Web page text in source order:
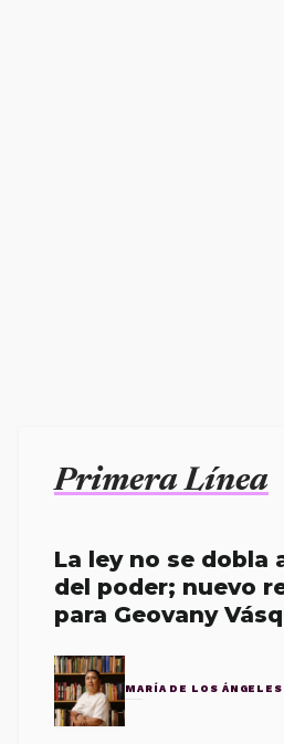
Primera Línea
La ley no se dobla
del poder; nuevo
para Geovany
MARÍA DE LOS ÁNGELES